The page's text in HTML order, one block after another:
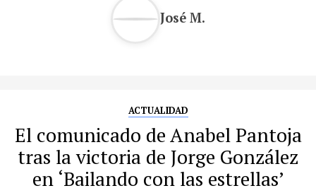
José M.
ACTUALIDAD
El comunicado de Anabel Pantoja
tras la victoria de Jorge González
en ‘Bailando con las estrellas’